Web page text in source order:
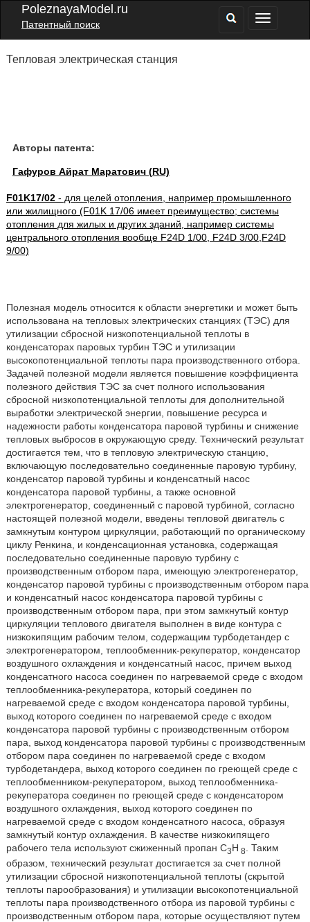
PoleznayaModel.ru
Патентный поиск
Тепловая электрическая станция
Авторы патента:
Гафуров Айрат Маратович (RU)
F01K17/02- для целей отопления, например промышленного
или жилищного (F01K 17/06 имеет преимущество; системы
отопления для жилых и других зданий, например системы
центрального отопления вообще F24D 1/00, F24D 3/00,F24D
9/00)
Полезная модель относится к области энергетики и может быть
использована на тепловых электрических станциях (ТЭС) для
утилизации сбросной низкопотенциальной теплоты в
конденсаторах паровых турбин ТЭС и утилизации
высокопотенциальной теплоты пара производственного отбора.
Задачей полезной модели является повышение коэффициента
полезного действия ТЭС за счет полного использования
сбросной низкопотенциальной теплоты для дополнительной
выработки электрической энергии, повышение ресурса и
надежности работы конденсатора паровой турбины и снижение
тепловых выбросов в окружающую среду. Технический результат
достигается тем, что в тепловую электрическую станцию,
включающую последовательно соединенные паровую турбину,
конденсатор паровой турбины и конденсатный насос
конденсатора паровой турбины, а также основной
электрогенератор, соединенный с паровой турбиной, согласно
настоящей полезной модели, введены тепловой двигатель с
замкнутым контуром циркуляции, работающий по органическому
циклу Ренкина, и конденсационная установка, содержащая
последовательно соединенные паровую турбину с
производственным отбором пара, имеющую электрогенератор,
конденсатор паровой турбины с производственным отбором пара
и конденсатный насос конденсатора паровой турбины с
производственным отбором пара, при этом замкнутый контур
циркуляции теплового двигателя выполнен в виде контура с
низкокипящим рабочим телом, содержащим турбодетандер с
электрогенератором, теплообменник-рекуператор, конденсатор
воздушного охлаждения и конденсатный насос, причем выход
конденсатного насоса соединен по нагреваемой среде с входом
теплообменника-рекуператора, который соединен по
нагреваемой среде с входом конденсатора паровой турбины,
выход которого соединен по нагреваемой среде с входом
конденсатора паровой турбины с производственным отбором
пара, выход конденсатора паровой турбины с производственным
отбором пара соединен по нагреваемой среде с входом
турбодетандера, выход которого соединен по греющей среде с
теплообменником-рекуператором, выход теплообменника-
рекуператора соединен по греющей среде с конденсатором
воздушного охлаждения, выход которого соединен по
нагреваемой среде с входом конденсатного насоса, образуя
замкнутый контур охлаждения. В качестве низкокипящего
рабочего тела используют сжиженный пропан C3H 8
. Таким
образом, технический результат достигается за счет полной
утилизации сбросной низкопотенциальной теплоты (скрытой
теплоты парообразования) и утилизации высокопотенциальной
теплоты пара производственного отбора из паровой турбины с
производственным отбором пара, которые осуществляют путем